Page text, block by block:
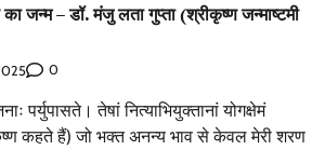
जन्म – डॉ. मंजु लता गुप्ता (श्रीकृष्ण जन्माष्टमी
0
पर्युपासते। तेषां नित्याभियुक्तानां योगक्षेमं
कहते हैं) जो भक्त अनन्य भाव से केवल मेरी शरण